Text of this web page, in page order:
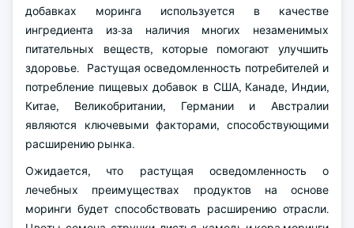
добавках моринга используется в качестве
ингредиента из-за наличия многих незаменимых
питательных веществ, которые помогают улучшить
здоровье. Растущая осведомленность потребителей и
потребление пищевых добавок в США, Канаде, Индии,
Китае, Великобритании, Германии и Австралии
являются ключевыми факторами, способствующими
расширению рынка.
Ожидается, что растущая осведомленность о
лечебных преимуществах продуктов на основе
моринги будет способствовать расширению отрасли.